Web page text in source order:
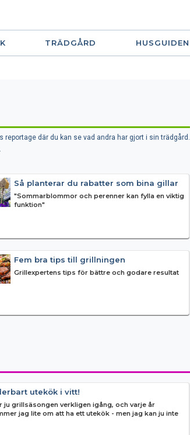
TRÄDGÅRD HUSGUIDEN
där du kan se vad andra har gjort i sin trädgård.
Så planterar du rabatter som bina gillar
"Sommarblommor och perenner kan fylla en viktig
funktion"
Fem bra tips till grillningen
Grillexpertens tips för bättre och godare resultat
utekök i vitt!
ju grillsäsongen verkligen igång, och varje år
jag lite om att ha ett utekök - men jag kan ju inte